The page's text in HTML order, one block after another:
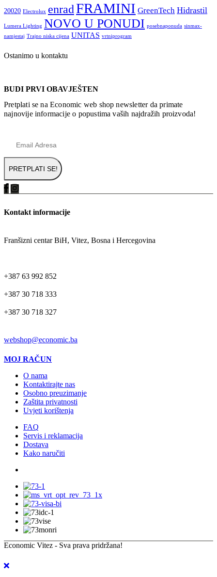
20020 Electrolux enradFRAMINI GreenTech Hidrastil
Lumera Lighting NOVO U PONUDI posebnaponuda sinmax-
namjestaj Trajno niska cijena UNITAS vrtniprogram
Ostanimo u kontaktu
BUDI PRVI OBAVJEŠTEN
Pretplati se na Economic web shop newsletter da primate
najnovije informacije o popustima vaših najdražih proizvoda!
Kontakt informacije
Franšizni centar BiH, Vitez, Bosna i Hercegovina
+387 63 992 852
+387 30 718 333
+387 30 718 327
webshop@economic.ba
MOJ RAČUN
O nama
Kontaktirajte nas
Osobno preuzimanje
Zaštita privatnosti
Uvjeti korištenja
FAQ
Servis i reklamacija
Dostava
Kako naručiti
Economic Vitez - Sva prava pridržana!